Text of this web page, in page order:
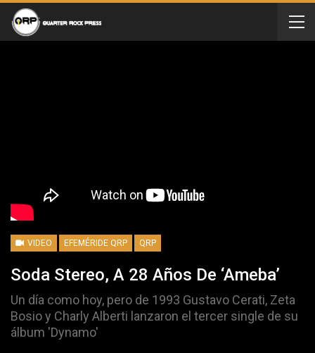
VIDEO EFEMÉRIDE QRP QRP
Soda Stereo, A 28 Años De ‘Ameba’
Un día como hoy, pero de 1993 Gustavo Cerati, Zeta
Bosio y Charly Alberti lanzaron el tercer single de su
álbum 'Dynamo'